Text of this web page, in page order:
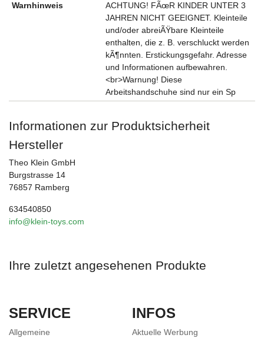
Warnhinweis
ACHTUNG! FÃœR KINDER UNTER 3
JAHREN NICHT GEEIGNET. Kleinteile
und/oder abreiÃŸbare Kleinteile
enthalten, die z. B. verschluckt werden
kÃ¶nnten. Erstickungsgefahr. Adresse
und Informationen aufbewahren.
<br>Warnung! Diese
Arbeitshandschuhe sind nur ein Sp
Informationen zur Produktsicherheit
Hersteller
Theo Klein GmbH
Burgstrasse 14
76857 Ramberg
634540850
info@klein-toys.com
Ihre zuletzt angesehenen Produkte
SERVICE
Allgemeine
INFOS
Aktuelle Werbung